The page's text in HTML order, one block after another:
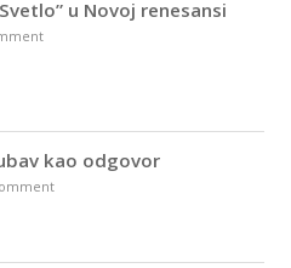
u Novoj renesansi
kao odgovor